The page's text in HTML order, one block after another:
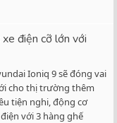
điện cỡ lớn với
Ioniq 9 sẽ đóng vai
cho thị trường thêm
tiện nghi, động cơ
với 3 hàng ghế